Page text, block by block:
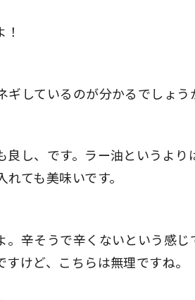
しているのが分かるでしょう
良し、です。ラー油というよ
ても美味いです。
。辛そうで辛くないという感
けど、こちらは無理ですね。